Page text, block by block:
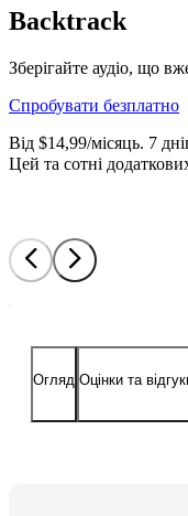
Backtrack
Зберігайте аудіо, що
Спробувати безплатно
Від $14,99/місяць. 7
Цей та сотні
Огляд Оцінки та